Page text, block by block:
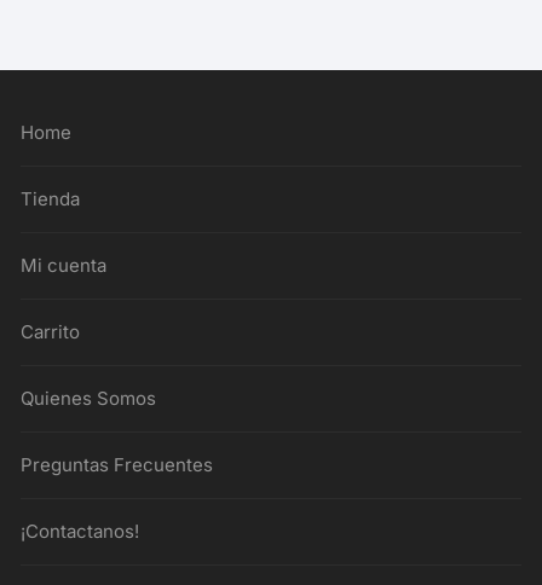
Home
Tienda
Mi cuenta
Carrito
Quienes Somos
Preguntas Frecuentes
¡Contactanos!